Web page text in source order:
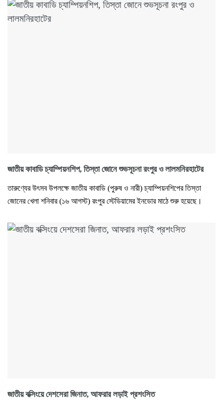
জাতীয় কাবাডি চ্যাম্পিয়নশিপ, তিস্তা জোনে শুভসূচনা রংপুর ও লালমনিরহাটের
তারুণ্যের উৎসব উপলক্ষে জাতীয় কাবাডি (পুরুষ ও নারী) চ্যাম্পিয়নশিপের তিস্তা
জোনের খেলা শনিবার (১৬ আগস্ট) রংপুর স্টেডিয়ামের ইনডোর মাঠে শুরু হয়েছে।
জাতীয় বক্সিংয়ে দেশসেরা জিনাত, আফরার লড়াই প্রশংসিত